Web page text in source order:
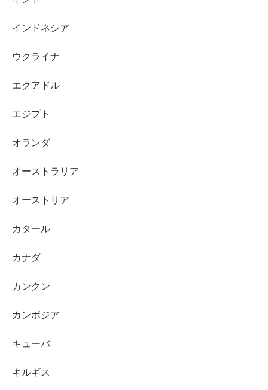
インドネシア
ウクライナ
エクアドル
エジプト
オランダ
オーストラリア
オーストリア
カタール
カナダ
カンクン
カンボジア
キューバ
キルギス